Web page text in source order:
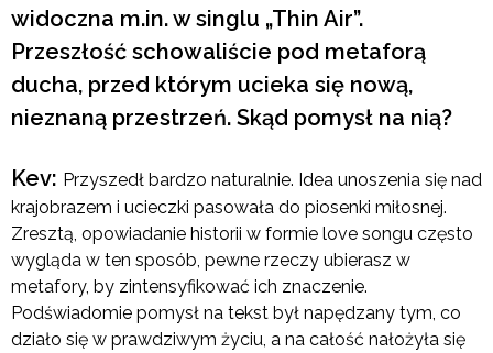
widoczna m.in. w singlu „Thin Air”.
Przeszłość schowaliście pod metaforą
ducha, przed którym ucieka się nową,
nieznaną przestrzeń. Skąd pomysł na nią?
Kev: Przyszedł bardzo naturalnie. Idea unoszenia się nad
krajobrazem i ucieczki pasowała do piosenki miłosnej.
Zresztą, opowiadanie historii w formie love songu często
wygląda w ten sposób, pewne rzeczy ubierasz w
metafory, by zintensyfikować ich znaczenie.
Podświadomie pomysł na tekst był napędzany tym, co
działo się w prawdziwym życiu, a na całość nałożyła się